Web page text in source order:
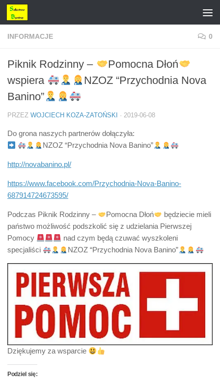
Przejdź do treści
INFORMACJE 0
Piknik Rodzinny –
Pomocna Dłoń
wspiera
NZOZ “Przychodnia Nova
Banino”
PRZEZ WOJCIECH KOZA-ZATOŃSKI · 2019-06-08
Do grona naszych partnerów dołączyła:
NZOZ “Przychodnia Nova Banino”
http://novabanino.pl/
https://www.facebook.com/Przychodnia-Nova-Banino-
687914724673595/
Podczas Piknik Rodzinny – Pomocna Dłoń
będziecie mieli
państwo możliwość podszkolić się z udzielania Pierwszej
Pomocy
nad czym będą czuwać wyszkoleni
specjaliści
NZOZ “Przychodnia Nova Banino”
Dziękujemy za wsparcie
Podziel się: